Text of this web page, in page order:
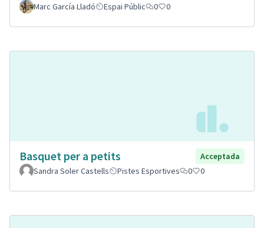
Marc García Lladó Espai Públic 0 0
Basquet per a petits
Acceptada
Sandra Soler Castells
Pistes Esportives 0 0